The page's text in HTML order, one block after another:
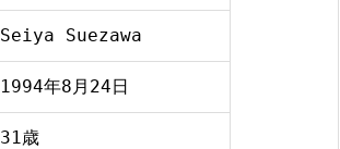
Seiya Suezawa
1994年8月24日
31歳